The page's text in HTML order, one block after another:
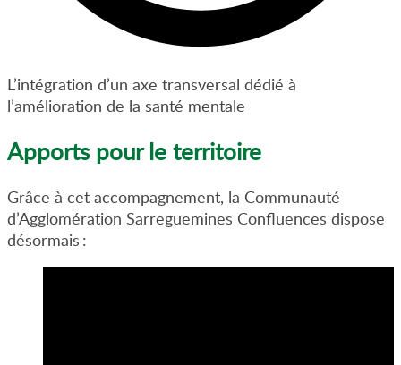
L’intégration d’un axe transversal dédié à
l’amélioration de la santé mentale
Apports pour le territoire
Grâce à cet accompagnement, la Communauté
d’Agglomération Sarreguemines Confluences dispose
désormais :